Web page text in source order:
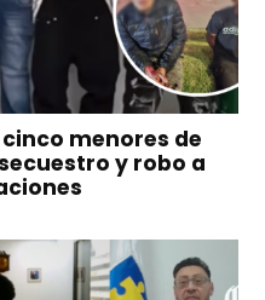
menores de
y robo a